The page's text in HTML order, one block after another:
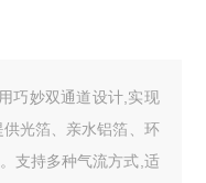
巧妙双通道设计,实现
光箔、亲水铝箔、环
支持多种气流方式,适